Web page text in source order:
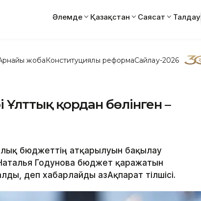
Әлемде Қазақстан Саясат Талдау
жобаКонституциялық реформаСайлау-2026
Ұлттық қордан бөлінген –
бюджеттің атқарылуын бақылау
Годунова бюджет қаражатын
деп хабарлайды ҚазАқпарат тілшісі.